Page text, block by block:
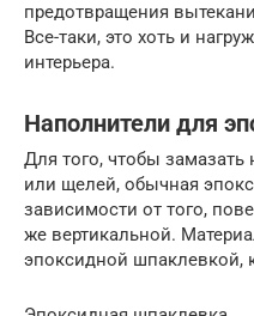
предотвращения
Все-таки, это хоть и
интерьера.
Наполнители для
Для того, чтобы
или щелей, обычная
зависимости от того,
же вертикальной.
эпоксидной шпаклевкой,